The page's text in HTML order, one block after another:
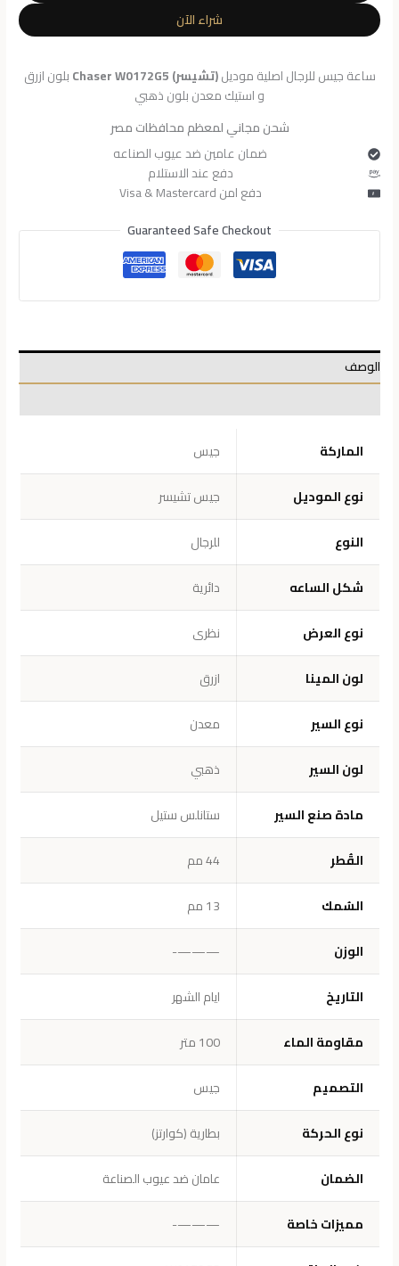
W0172G5
شراء الآن
ساعة جيس للرجال اصلية موديل(تشيسر) Chaser W0172G5
بلون ازرق
و استيك معدن بلون ذهبي
شحن مجاني لمعظم محافظات مصر
ضمان عامين ضد عيوب الصناعه
دفع عند الاستلام
دفع امن Visa & Mastercard
Guaranteed Safe Checkout
الوصف
الماركة
جيس
نوع الموديل
جيس تشيسر
النوع
للرجال
شكل الساعه
دائرية
نوع العرض
نظرى
لون المينا
ازرق
نوع السير
معدن
لون السير
ذهبي
مادة صنع السير
ستانلس ستيل
القُطر
44 مم
السُمك
13 مم
الوزن
———-
التاريخ
ايام الشهر
مقاومة الماء
100 متر
التصميم
جيس
نوع الحركة
بطارية (كوارتز)
الضمان
عامان ضد عيوب الصناعة
مميزات خاصة
———-